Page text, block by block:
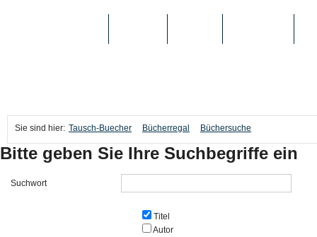
Sie sind hier: Tausch-Buecher Bücherregal Büchersuche
Bitte geben Sie Ihre Suchbegriffe ein
Suchwort
Titel
Autor